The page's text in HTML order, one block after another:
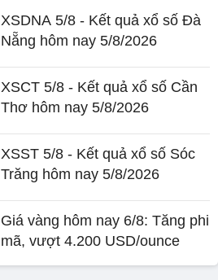
XSDNA 5/8 - Kết quả xổ số Đà
Nẵng hôm nay 5/8/2026
XSCT 5/8 - Kết quả xổ số Cần
Thơ hôm nay 5/8/2026
XSST 5/8 - Kết quả xổ số Sóc
Trăng hôm nay 5/8/2026
Giá vàng hôm nay 6/8: Tăng phi
mã, vượt 4.200 USD/ounce